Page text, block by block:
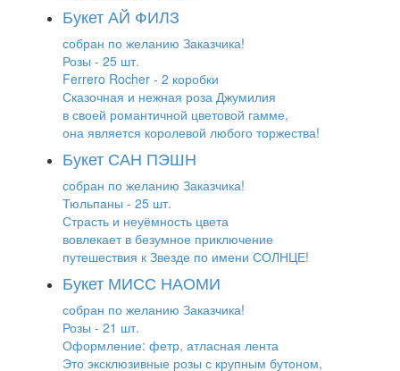
Букет АЙ ФИЛЗ
собран по желанию Заказчика!
Розы - 25 шт.
Ferrero Rocher - 2 коробки
Сказочная и нежная роза Джумилия
в своей романтичной цветовой гамме,
она является королевой любого торжества!
Букет САН ПЭШН
собран по желанию Заказчика!
Тюльпаны - 25 шт.
Страсть и неуёмность цвета
вовлекает в безумное приключение
путешествия к Звезде по имени СОЛНЦЕ!
Букет МИСС НАОМИ
собран по желанию Заказчика!
Розы - 21 шт.
Оформление: фетр, атласная лента
Это эксклюзивные розы с крупным бутоном,